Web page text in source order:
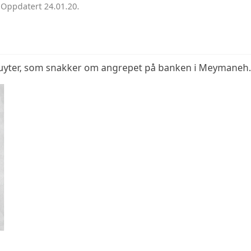
24.01.20.
som snakker om angrepet på banken i Meymaneh.